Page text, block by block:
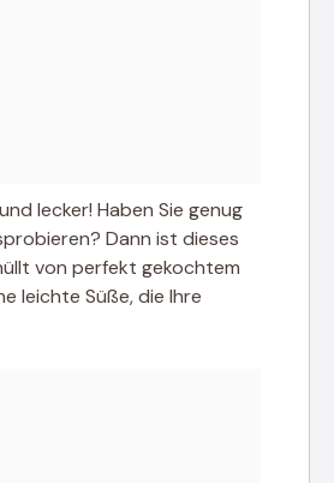
lecker! Haben Sie genug
Dann ist dieses
von perfekt gekochtem
leichte Süße, die Ihre